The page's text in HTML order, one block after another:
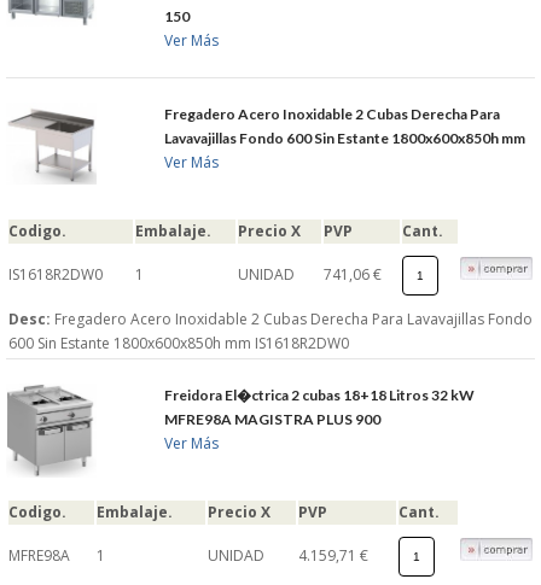
150
Ver Más
Fregadero Acero Inoxidable 2 Cubas Derecha Para
Lavavajillas Fondo 600 Sin Estante 1800x600x850h mm
Ver Más
Codigo. Embalaje. Precio X PVP Cant.
IS1618R2DW0 1 UNIDAD 741,06 €
Desc: Fregadero Acero Inoxidable 2 Cubas Derecha Para Lavavajillas Fondo
600 Sin Estante 1800x600x850h mm IS1618R2DW0
Freidora El�ctrica 2 cubas 18+18 Litros 32 kW
MFRE98A MAGISTRA PLUS 900
Ver Más
Codigo. Embalaje. Precio X PVP Cant.
MFRE98A 1 UNIDAD 4.159,71 €